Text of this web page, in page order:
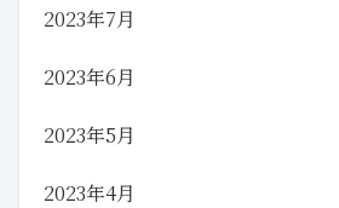
2023年7月
2023年6月
2023年5月
2023年4月